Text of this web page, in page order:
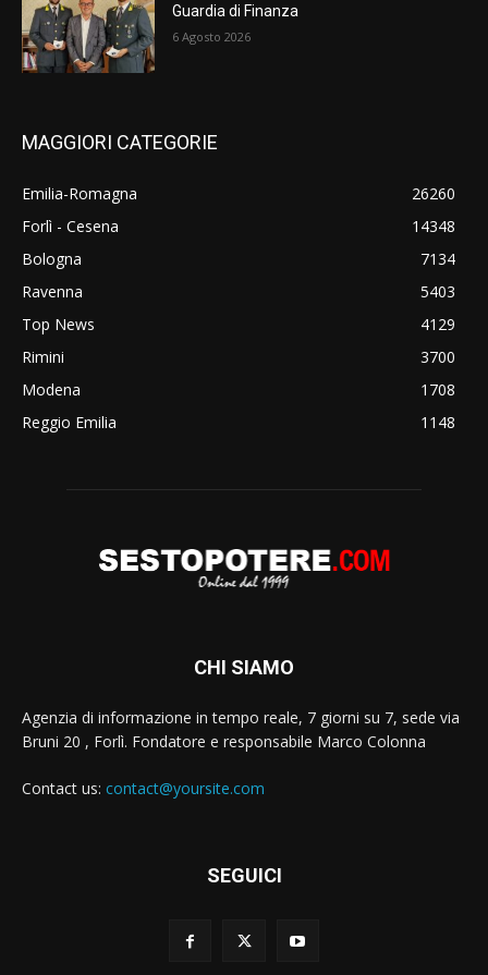
Guardia di Finanza
6 Agosto 2026
MAGGIORI CATEGORIE
Emilia-Romagna
26260
Forlì - Cesena
14348
Bologna
7134
Ravenna
5403
Top News
4129
Rimini
3700
Modena
1708
Reggio Emilia
1148
CHI SIAMO
Agenzia di informazione in tempo reale, 7 giorni su 7, sede via
Bruni 20 , Forlì. Fondatore e responsabile Marco Colonna
Contact us: contact@yoursite.com
SEGUICI